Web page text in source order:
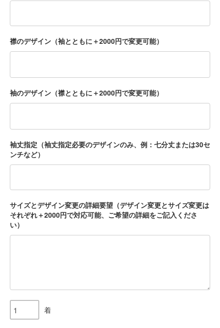
襟のデザイン（袖とともに＋2000円で変更可能）
袖のデザイン（襟とともに＋2000円で変更可能）
袖丈指定（袖丈指定必要のデザインのみ、例：七分丈または30セ
ンチなど）
サイズとデザイン変更の詳細要望（デザイン変更とサイズ変更は
それぞれ＋2000円で対応可能、ご希望の詳細をご記入くださ
い）
着